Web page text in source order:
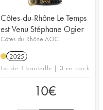
Côtes-du-Rhône Le Temps
est Venu Stéphane Ogier
Côtes-du-Rhône AOC
2025
Lot de 1 bouteille | 3 en stock
10€